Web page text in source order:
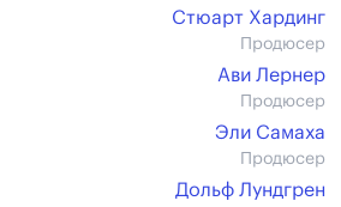
Стюарт Хардинг
Продюсер
Ави Лернер
Продюсер
Эли Самаха
Продюсер
Дольф Лундгрен